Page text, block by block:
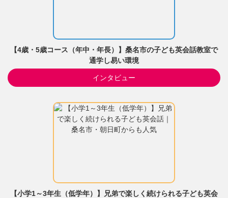
【4歳・5歳コース（年中・年長）】桑名市の子ども英会話教室で
通学し易い環境
インタビュー
【小学1～3年生（低学年）】兄弟で楽しく続けられる子ども英会